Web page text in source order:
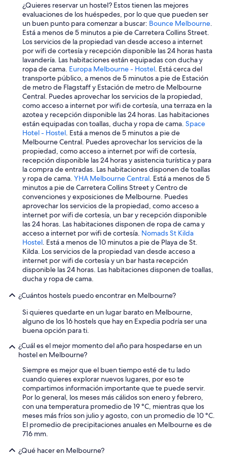
¿Quieres reservar un hostel? Estos tienen las mejores
evaluaciones de los huéspedes, por lo que que pueden ser
un buen punto para comenzar a buscar: Bounce Melbourne.
Está a menos de 5 minutos a pie de Carretera Collins Street.
Los servicios de la propiedad van desde acceso a internet
por wifi de cortesía y recepción disponible las 24 horas hasta
lavandería. Las habitaciones están equipadas con ducha y
ropa de cama. Europa Melbourne - Hostel. Está cerca del
transporte público, a menos de 5 minutos a pie de Estación
de metro de Flagstaff y Estación de metro de Melbourne
Central. Puedes aprovechar los servicios de la propiedad,
como acceso a internet por wifi de cortesía, una terraza en la
azotea y recepción disponible las 24 horas. Las habitaciones
están equipadas con toallas, ducha y ropa de cama. Space
Hotel - Hostel. Está a menos de 5 minutos a pie de
Melbourne Central. Puedes aprovechar los servicios de la
propiedad, como acceso a internet por wifi de cortesía,
recepción disponible las 24 horas y asistencia turística y para
la compra de entradas. Las habitaciones disponen de toallas
y ropa de cama. YHA Melbourne Central. Está a menos de 5
minutos a pie de Carretera Collins Street y Centro de
convenciones y exposiciones de Melbourne. Puedes
aprovechar los servicios de la propiedad, como acceso a
internet por wifi de cortesía, un bar y recepción disponible
las 24 horas. Las habitaciones disponen de ropa de cama y
acceso a internet por wifi de cortesía. Nomads St Kilda
Hostel. Está a menos de 10 minutos a pie de Playa de St.
Kilda. Los servicios de la propiedad van desde acceso a
internet por wifi de cortesía y un bar hasta recepción
disponible las 24 horas. Las habitaciones disponen de toallas,
ducha y ropa de cama.
¿Cuántos hostels puedo encontrar en Melbourne?
Si quieres quedarte en un lugar barato en Melbourne,
alguno de los 16 hostels que hay en Expedia podría ser una
buena opción para ti.
¿Cuál es el mejor momento del año para hospedarse en un
hostel en Melbourne?
Siempre es mejor que el buen tiempo esté de tu lado
cuando quieres explorar nuevos lugares, por eso te
compartimos información importante que te puede servir.
Por lo general, los meses más cálidos son enero y febrero,
con una temperatura promedio de 19 °C, mientras que los
meses más fríos son julio y agosto, con un promedio de 10 °C.
El promedio de precipitaciones anuales en Melbourne es de
716 mm.
¿Qué hacer en Melbourne?